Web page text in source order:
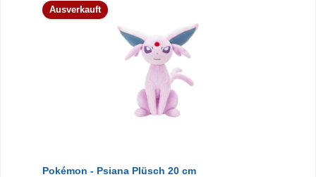
Ausverkauft
Pokémon - Psiana Plüsch 20 cm